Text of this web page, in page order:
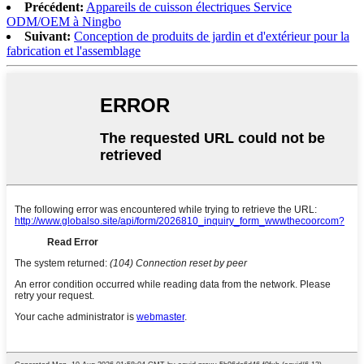
Précédent: Appareils de cuisson électriques Service
ODM/OEM à Ningbo
Suivant: Conception de produits de jardin et d'extérieur pour la
fabrication et l'assemblage